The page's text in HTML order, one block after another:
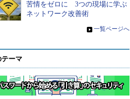
苦情をゼロに 3つの現場に学ぶ
ネットワーク改善術
» 一覧ページへ
ーマ